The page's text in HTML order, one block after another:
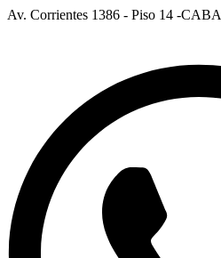
Av. Corrientes 1386 - Piso 14 -CABA